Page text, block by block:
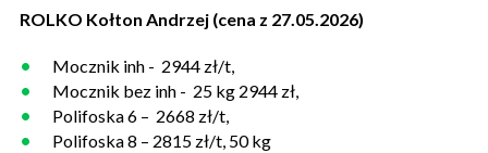
ROLKO Kołton Andrzej (cena z 27.05.2026)
Mocznik inh - 2944 zł/t,
Mocznik bez inh - 25 kg 2944 zł,
Polifoska 6 – 2668 zł/t,
Polifoska 8 – 2815 zł/t, 50 kg